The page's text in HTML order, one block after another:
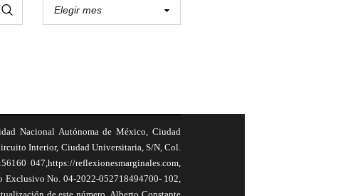
Nacional Autónoma de México, Ciudad
Interior, Ciudad Universitaria, S/N, Col.
047,https://reflexionesmarginales.com,
Exclusivo No. 04-2022-052718494700- 102,